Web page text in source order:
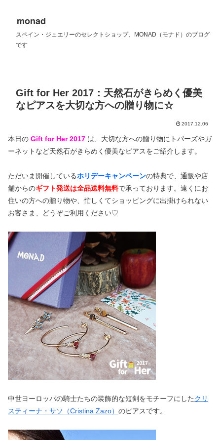
monad
スペイン・ジュエリーのセレクトショップ、MONAD（モナド）のブログ
です
Gift for Her 2017：天然石がきらめく優美
なピアスを大切な方への贈り物に☆
2017.12.06
本日の Gift for Her 2017 は、大切な方への贈り物にトパーズやガ
ーネットなど天然石がきらめく優美なピアスをご紹介します。
ただいま開催しているホリデーキャンペーンの特典で、通販や店
舗からのギフト発送は全品送料無料で承っております。遠くにお
住いの方への贈り物や、忙しくてショッピングに出掛けられない
お客さま、どうぞご利用ください♡
中世ヨーロッパの騎士たちの装飾的な短剣をモチーフにしたクリ
スティーナ・サソ（Cristina Zazo） のピアスです。